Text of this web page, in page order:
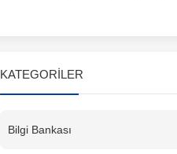
KATEGORILER
Bilgi Bankası